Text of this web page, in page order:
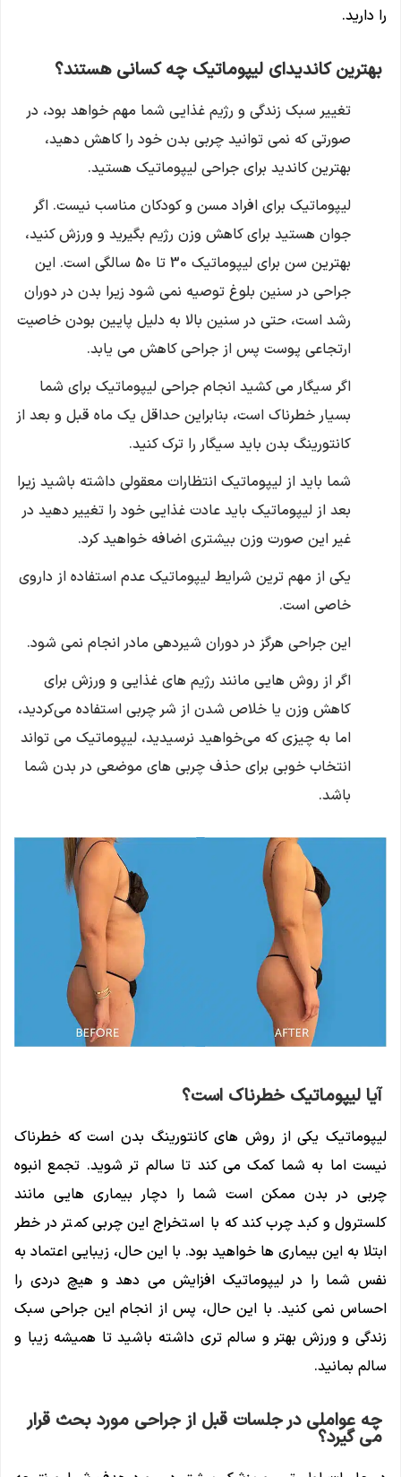
را دارید.
بهترین کاندیدای لیپوماتیک چه کسانی هستند؟
تغییر سبک زندگی و رژیم غذایی شما مهم خواهد بود، در
صورتی که نمی توانید چربی بدن خود را کاهش دهید،
بهترین کاندید برای جراحی لیپوماتیک هستید.
لیپوماتیک برای افراد مسن و کودکان مناسب نیست. اگر
جوان هستید برای کاهش وزن رژیم بگیرید و ورزش کنید،
بهترین سن برای لیپوماتیک 30 تا 50 سالگی است. این
جراحی در سنین بلوغ توصیه نمی شود زیرا بدن در دوران
رشد است، حتی در سنین بالا به دلیل پایین بودن خاصیت
ارتجاعی پوست پس از جراحی کاهش می یابد.
اگر سیگار می کشید انجام جراحی لیپوماتیک برای شما
بسیار خطرناک است، بنابراین حداقل یک ماه قبل و بعد از
کانتورینگ بدن باید سیگار را ترک کنید.
شما باید از لیپوماتیک انتظارات معقولی داشته باشید زیرا
بعد از لیپوماتیک باید عادت غذایی خود را تغییر دهید در
غیر این صورت وزن بیشتری اضافه خواهید کرد.
یکی از مهم ترین شرایط لیپوماتیک عدم استفاده از داروی
خاصی است.
این جراحی هرگز در دوران شیردهی مادر انجام نمی شود.
اگر از روش‌ هایی مانند رژیم‌ های غذایی و ورزش برای
کاهش وزن یا خلاص شدن از شر چربی استفاده می‌کردید،
اما به چیزی که می‌خواهید نرسیدید، لیپوماتیک می ‌تواند
انتخاب خوبی برای حذف چربی‌ های موضعی در بدن شما
باشد.
آیا لیپوماتیک خطرناک است؟
لیپوماتیک یکی از روش های کانتورینگ بدن است که خطرناک
نیست اما به شما کمک می کند تا سالم تر شوید. تجمع انبوه
چربی در بدن ممکن است شما را دچار بیماری هایی مانند
کلسترول و کبد چرب کند که با استخراج این چربی کمتر در خطر
ابتلا به این بیماری ها خواهید بود. با این حال، زیبایی اعتماد به
نفس شما را در لیپوماتیک افزایش می دهد و هیچ دردی را
احساس نمی کنید. با این حال، پس از انجام این جراحی سبک
زندگی و ورزش بهتر و سالم تری داشته باشید تا همیشه زیبا و
سالم بمانید.
چه عواملی در جلسات قبل از جراحی مورد بحث قرار
می گیرد؟